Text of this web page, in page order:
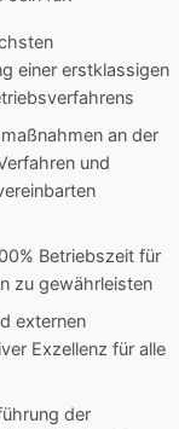
einer erstklassigen
an der
und
Betriebszeit für
zu gewährleisten
externen
Exzellenz für alle
der